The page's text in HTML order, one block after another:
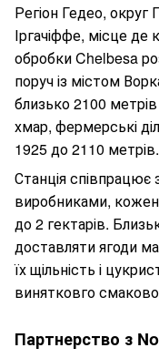
Регіон Гедео,
Іргачіффе, місце
обробки Chelbesa
поруч із містом
близько 2100
хмар, фермерські
1925 до 2110 метрів.
Станція
виробниками, кожен
до 2 гектарів.
доставляти ягоди
їх щільність і
винятковго
Партнерство з